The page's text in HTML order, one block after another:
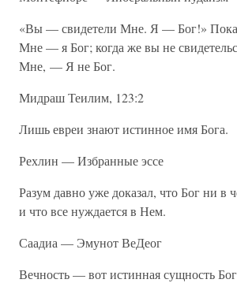
«Вы — свидетели Мне. Я — Бог!» Пока
Мне — я Бог; когда же вы не
Мне, — Я не Бог.
Мидраш Теилим, 123:2
Лишь евреи знают истинное имя Бога.
Рехлин — Избранные эссе
Разум давно уже доказал, что Бог ни в
и что все нуждается в Нем.
Саадиа — Эмунот ВеДеог
Вечность — вот истинная сущность